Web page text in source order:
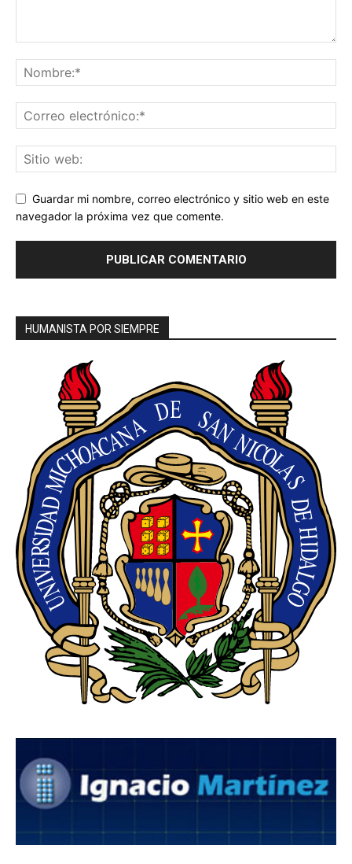
Guardar mi nombre, correo electrónico y sitio web en este
navegador la próxima vez que comente.
HUMANISTA POR SIEMPRE